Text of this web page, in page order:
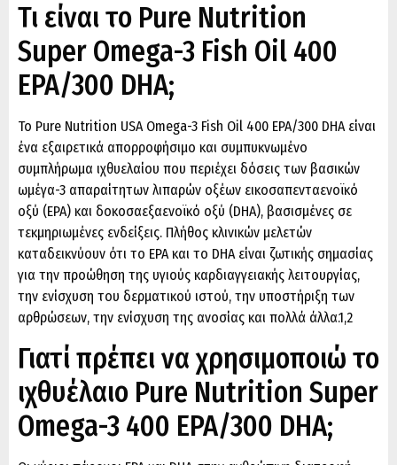
Τι είναι το Pure Nutrition
Super Omega-3 Fish Oil 400
EPA/300 DHA;
Το Pure Nutrition USA Omega-3 Fish Oil 400 EPA/300 DHA είναι
ένα εξαιρετικά απορροφήσιμο και συμπυκνωμένο
συμπλήρωμα ιχθυελαίου που περιέχει δόσεις των βασικών
ωμέγα-3 απαραίτητων λιπαρών οξέων εικοσαπενταενοϊκό
οξύ (EPA) και δοκοσαεξαενοϊκό οξύ (DHA), βασισμένες σε
τεκμηριωμένες ενδείξεις. Πλήθος κλινικών μελετών
καταδεικνύουν ότι το EPA και το DHA είναι ζωτικής σημασίας
για την προώθηση της υγιούς καρδιαγγειακής λειτουργίας,
την ενίσχυση του δερματικού ιστού, την υποστήριξη των
αρθρώσεων, την ενίσχυση της ανοσίας και πολλά άλλα.1,2
Γιατί πρέπει να χρησιμοποιώ το
ιχθυέλαιο Pure Nutrition Super
Omega-3 400 EPA/300 DHA;